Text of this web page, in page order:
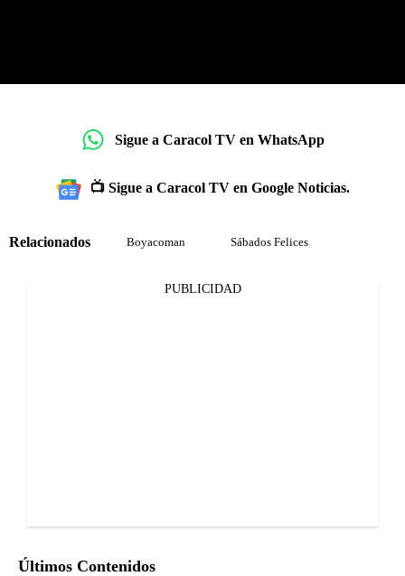
Sigue a Caracol TV en WhatsApp
📺 Sigue a Caracol TV en Google Noticias.
Relacionados Boyacoman Sábados Felices
PUBLICIDAD
Últimos Contenidos